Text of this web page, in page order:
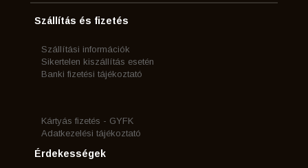
Szállítás és fizetés
Szállítási információk
Sikertelen kiszállítás esetén
Banki fizetési tájékoztató
Kártyás fizetés - GYFK
Adatkezelési tájékoztató
Érdekességek